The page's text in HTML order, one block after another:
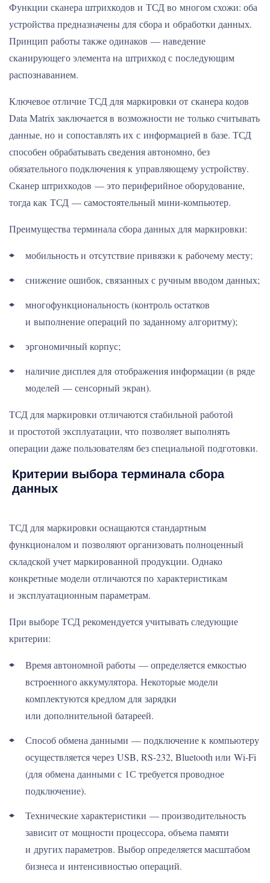
Функции сканера штрихкодов и ТСД во многом схожи: оба
устройства предназначены для сбора и обработки данных.
Принцип работы также одинаков — наведение
сканирующего элемента на штрихкод с последующим
распознаванием.
Ключевое отличие ТСД для маркировки от сканера кодов
Data Matrix заключается в возможности не только считывать
данные, но и сопоставлять их с информацией в базе. ТСД
способен обрабатывать сведения автономно, без
обязательного подключения к управляющему устройству.
Сканер штрихкодов — это периферийное оборудование,
тогда как ТСД — самостоятельный мини-компьютер.
Преимущества терминала сбора данных для маркировки:
мобильность и отсутствие привязки к рабочему месту;
снижение ошибок, связанных с ручным вводом данных;
многофункциональность (контроль остатков
и выполнение операций по заданному алгоритму);
эргономичный корпус;
наличие дисплея для отображения информации (в ряде
моделей — сенсорный экран).
ТСД для маркировки отличаются стабильной работой
и простотой эксплуатации, что позволяет выполнять
операции даже пользователям без специальной подготовки.
Критерии выбора терминала сбора
данных
ТСД для маркировки оснащаются стандартным
функционалом и позволяют организовать полноценный
складской учет маркированной продукции. Однако
конкретные модели отличаются по характеристикам
и эксплуатационным параметрам.
При выборе ТСД рекомендуется учитывать следующие
критерии:
Время автономной работы — определяется емкостью
встроенного аккумулятора. Некоторые модели
комплектуются кредлом для зарядки
или дополнительной батареей.
Способ обмена данными — подключение к компьютеру
осуществляется через USB, RS-232, Bluetooth или Wi-Fi
(для обмена данными с 1С требуется проводное
подключение).
Технические характеристики — производительность
зависит от мощности процессора, объема памяти
и других параметров. Выбор определяется масштабом
бизнеса и интенсивностью операций.